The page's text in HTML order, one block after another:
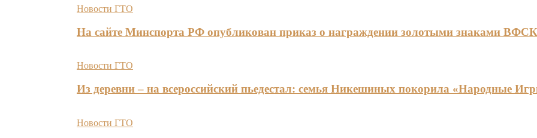
Новости ГТО
На сайте Минспорта РФ опубликован приказ о награждении золотыми знаками
Новости ГТО
Из деревни – на всероссийский пьедестал: семья Никешиных покорила «Народные
Новости ГТО